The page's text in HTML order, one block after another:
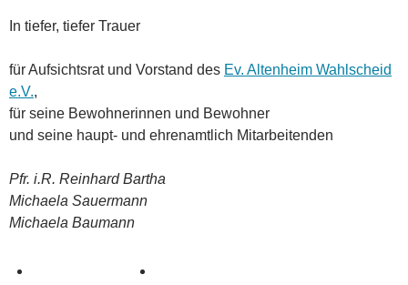
In tiefer, tiefer Trauer
für Aufsichtsrat und Vorstand des Ev. Altenheim Wahlscheid
e.V.,
für seine Bewohnerinnen und Bewohner
und seine haupt- und ehrenamtlich Mitarbeitenden
Pfr. i.R. Reinhard Bartha
Michaela Sauermann
Michaela Baumann